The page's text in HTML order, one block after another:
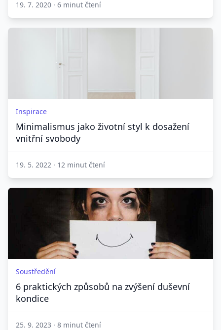
19. 7. 2020 · 6 minut čtení
Inspirace
Minimalismus jako životní styl k dosažení
vnitřní svobody
19. 5. 2022 · 12 minut čtení
Soustředění
6 praktických způsobů na zvýšení duševní
kondice
25. 9. 2023 · 8 minut čtení